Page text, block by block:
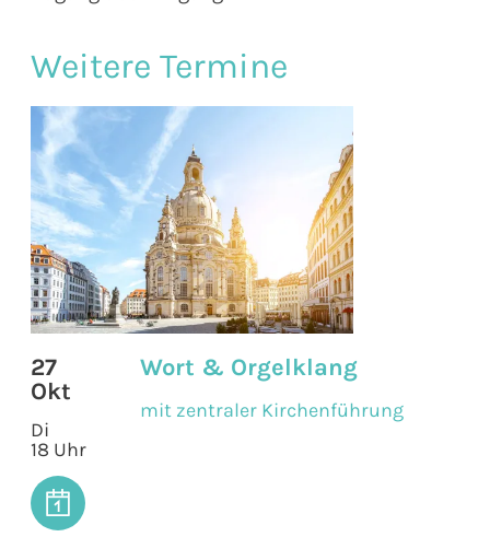
Weitere Termine
27
Okt
Di
18 Uhr
Wort & Orgelklang
mit zentraler Kirchenführung